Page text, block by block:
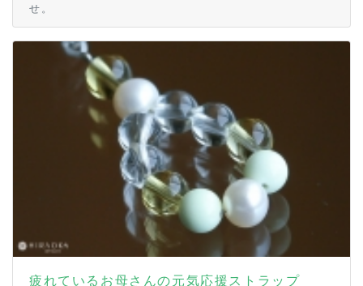
せ。
疲れているお母さんの元気応援ストラップ